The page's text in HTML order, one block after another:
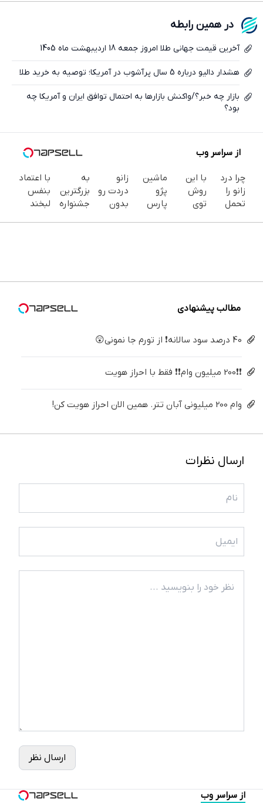
در همین رابطه
آخرین قیمت جهانی طلا امروز جمعه 18 اردیبهشت ماه 1405
هشدار دالیو درباره 5 سال پرآشوب در آمریکا؛ توصیه به خرید طلا
بازار چه خبر؟/واکنش بازارها به احتمال توافق ایران و آمریکا چه
بود؟
از سراسر وب
چرا درد
زانو را
تحمل
کن
با این
روش
توی
ماشین
پژو
پارس
بفروشش
زانو
دردت رو
بدون
اول،
به
بزرگترین
جشنواره
با اعتماد
بنفس
لبخند
مطالب پیشنهادی
40 درصد سود سالانه❗ از تورم جا نمونی😲
❗❗200 میلیون وام❗❗ فقط با احراز هویت
وام 200 میلیونی آبان تتر. همین الان احراز هویت کن!
ارسال نظرات
ارسال نظر
از سراسر وب